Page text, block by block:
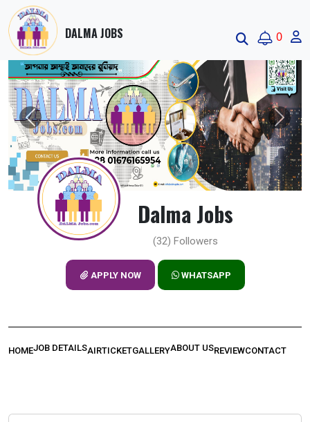
DALMA JOBS 0
Previous Next
Dalma Jobs
(32) Followers
APPLY NOW WHATSAPP
HOMEJOB DETAILSAIRTICKETGALLERYABOUT USREVIEWCONTACT